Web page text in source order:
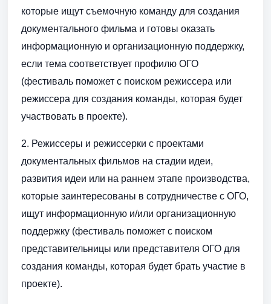
которые ищут съемочную команду для создания
документального фильма и готовы оказать
информационную и организационную поддержку,
если тема соответствует профилю ОГО
(фестиваль поможет с поиском режиссера или
режиссера для создания команды, которая будет
участвовать в проекте).
2. Режиссеры и режиссерки с проектами
документальных фильмов на стадии идеи,
развития идеи или на раннем этапе производства,
которые заинтересованы в сотрудничестве с ОГО,
ищут информационную и/или организационную
поддержку (фестиваль поможет с поиском
представительницы или представителя ОГО для
создания команды, которая будет брать участие в
проекте).